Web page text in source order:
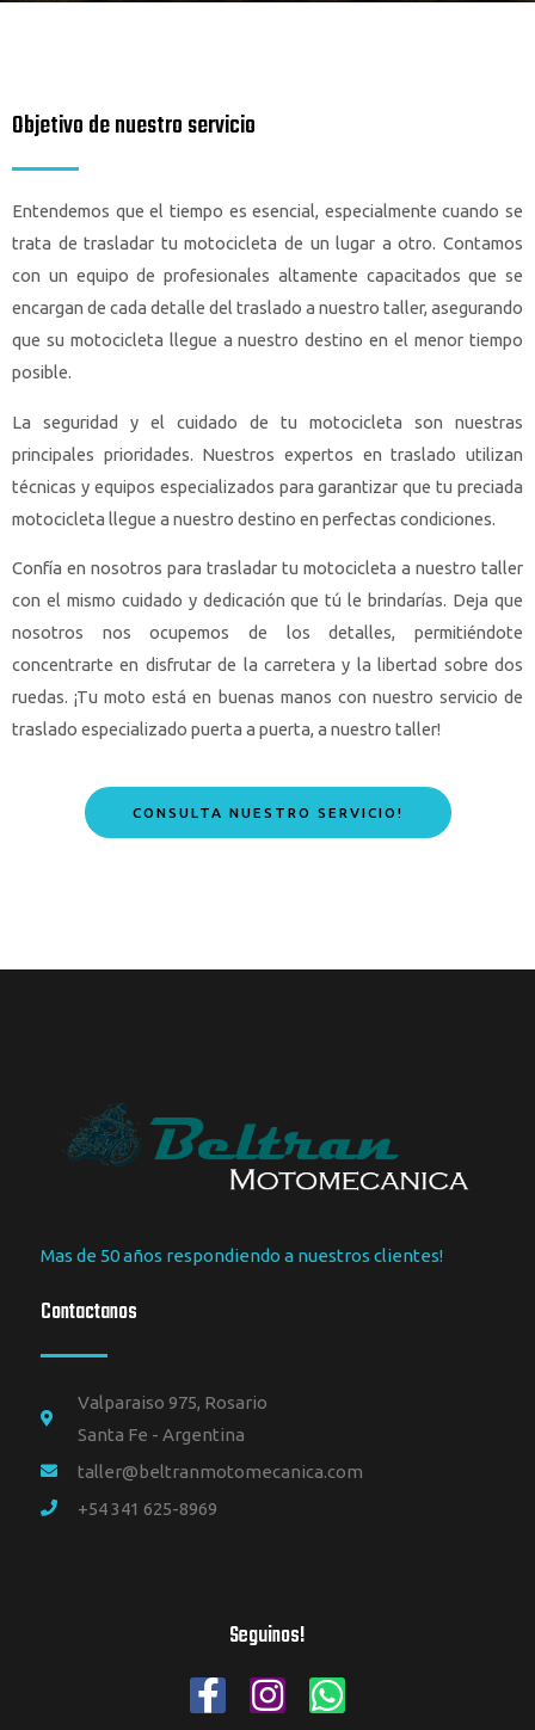
Objetivo de nuestro servicio
Entendemos que el tiempo es esencial, especialmente cuando se
trata de trasladar tu motocicleta de un lugar a otro. Contamos
con un equipo de profesionales altamente capacitados que se
encargan de cada detalle del traslado a nuestro taller, asegurando
que su motocicleta llegue a nuestro destino en el menor tiempo
posible.
La seguridad y el cuidado de tu motocicleta son nuestras
principales prioridades. Nuestros expertos en traslado utilizan
técnicas y equipos especializados para garantizar que tu preciada
motocicleta llegue a nuestro destino en perfectas condiciones.
Confía en nosotros para trasladar tu motocicleta a nuestro taller
con el mismo cuidado y dedicación que tú le brindarías. Deja que
nosotros nos ocupemos de los detalles, permitiéndote
concentrarte en disfrutar de la carretera y la libertad sobre dos
ruedas. ¡Tu moto está en buenas manos con nuestro servicio de
traslado especializado puerta a puerta, a nuestro taller!
CONSULTA NUESTRO SERVICIO!
Mas de 50 años respondiendo a nuestros clientes!
Contactanos
Valparaiso 975, Rosario
Santa Fe - Argentina
taller@beltranmotomecanica.com
+54 341 625-8969
Seguinos!
F
I
W